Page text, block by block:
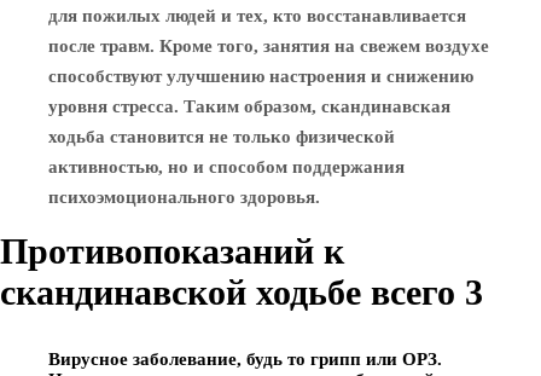
для пожилых людей и тех, кто восстанавливается
после травм. Кроме того, занятия на свежем воздухе
способствуют улучшению настроения и снижению
уровня стресса. Таким образом, скандинавская
ходьба становится не только физической
активностью, но и способом поддержания
психоэмоционального здоровья.
Противопоказаний к
скандинавской ходьбе всего 3
Вирусное заболевание, будь то грипп или ОРЗ.